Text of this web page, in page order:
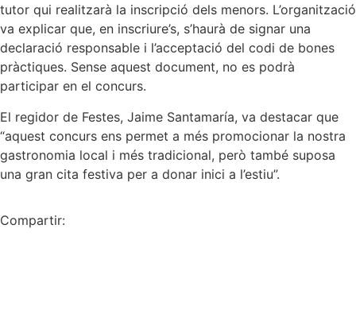
tutor qui realitzarà la inscripció dels menors. L’organització
va explicar que, en inscriure’s, s’haurà de signar una
declaració responsable i l’acceptació del codi de bones
pràctiques. Sense aquest document, no es podrà
participar en el concurs.
El regidor de Festes, Jaime Santamaría, va destacar que
“aquest concurs ens permet a més promocionar la nostra
gastronomia local i més tradicional, però també suposa
una gran cita festiva per a donar inici a l’estiu”.
Compartir: